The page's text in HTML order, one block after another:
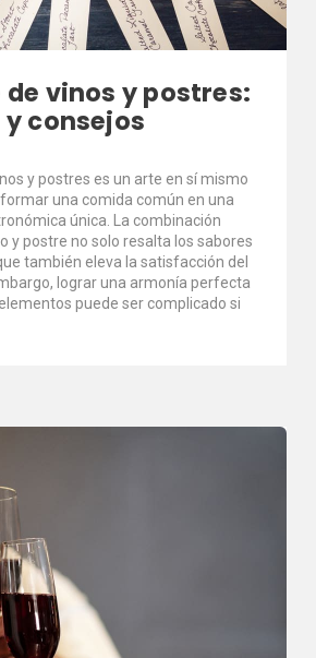
vinos y postres:
consejos
y postres es un arte en sí mismo
una comida común en una
única. La combinación
y postre no solo resalta los sabores
también eleva la satisfacción del
lograr una armonía perfecta
puede ser complicado si